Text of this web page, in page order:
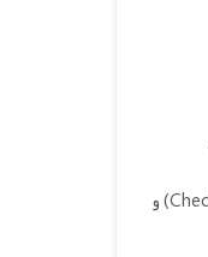
(Gate Valve)، شیرهای بشقابی (Globe Valve)، شیرهای سماوری (Plug Valve)، شیرهای توپی (Ball Valve)، شیرهای یک طرفه (Check Valve) و